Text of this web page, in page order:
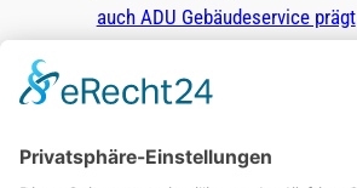
auch ADU Gebäudeservice prägt